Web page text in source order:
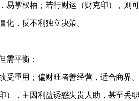
易掌权柄；若行财运（财克印），则可
化，反不利独立决策。
需平衡：
受重用；偏财旺者善经营，适合商界。
），主因利益诱惑失贵人助，甚至丢职